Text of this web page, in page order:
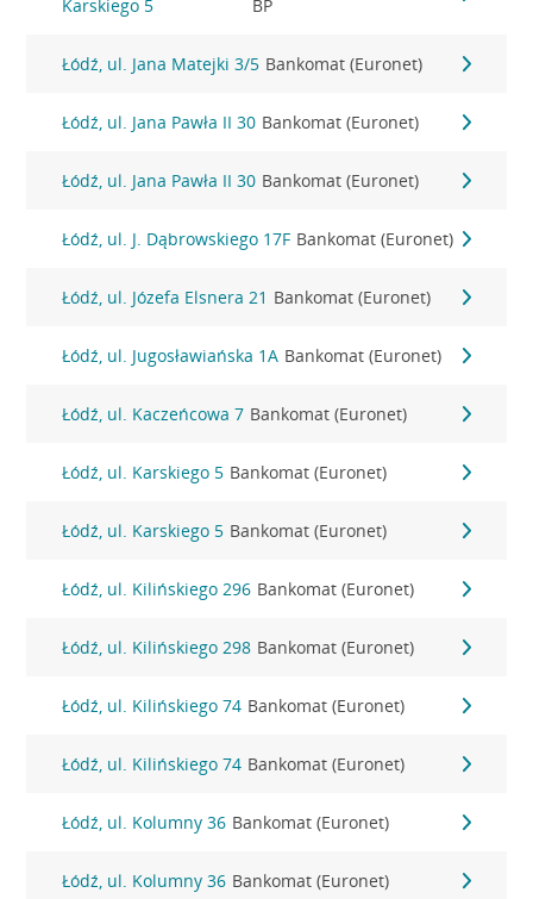
Karskiego 5 BP
Łódź, ul. Jana Matejki 3/5 Bankomat (Euronet)
Łódź, ul. Jana Pawła II 30 Bankomat (Euronet)
Łódź, ul. Jana Pawła II 30 Bankomat (Euronet)
Łódź, ul. J. Dąbrowskiego 17F Bankomat (Euronet)
Łódź, ul. Józefa Elsnera 21 Bankomat (Euronet)
Łódź, ul. Jugosławiańska 1A Bankomat (Euronet)
Łódź, ul. Kaczeńcowa 7 Bankomat (Euronet)
Łódź, ul. Karskiego 5 Bankomat (Euronet)
Łódź, ul. Karskiego 5 Bankomat (Euronet)
Łódź, ul. Kilińskiego 296 Bankomat (Euronet)
Łódź, ul. Kilińskiego 298 Bankomat (Euronet)
Łódź, ul. Kilińskiego 74 Bankomat (Euronet)
Łódź, ul. Kilińskiego 74 Bankomat (Euronet)
Łódź, ul. Kolumny 36 Bankomat (Euronet)
Łódź, ul. Kolumny 36 Bankomat (Euronet)